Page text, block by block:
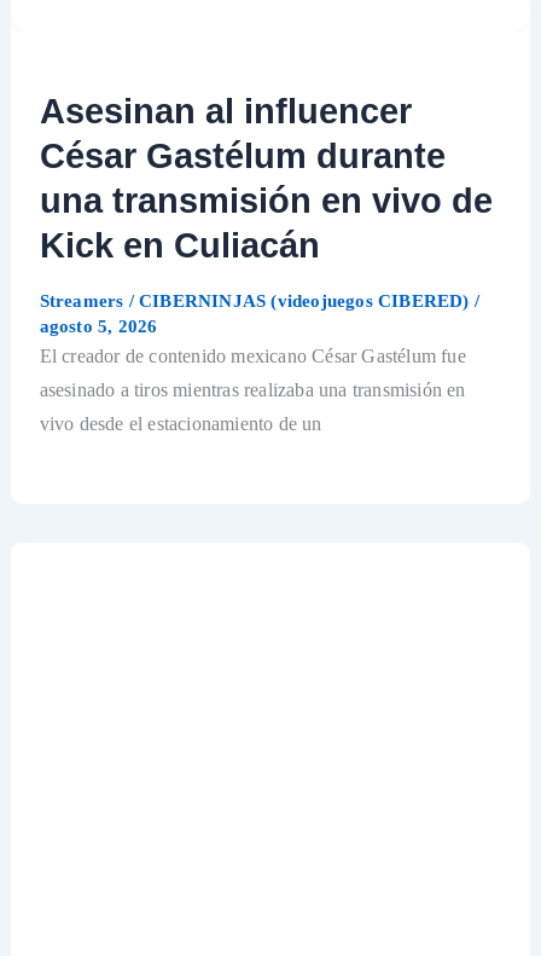
Asesinan al influencer
César Gastélum durante
una transmisión en vivo de
Kick en Culiacán
Streamers /CIBERNINJAS (videojuegos CIBERED) /
agosto 5, 2026
El creador de contenido mexicano César Gastélum fue
asesinado a tiros mientras realizaba una transmisión en
vivo desde el estacionamiento de un